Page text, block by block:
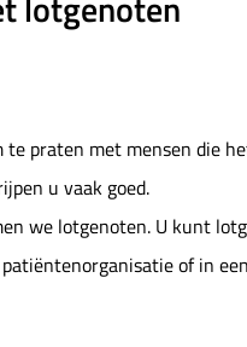
praten met mensen die
u vaak goed.
we lotgenoten. U kunt
of in